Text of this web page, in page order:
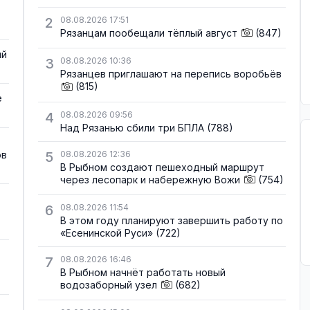
2 08.08.2026 17:51
Рязанцам пообещали тёплый август (847)
3 08.08.2026 10:36
Рязанцев приглашают на перепись воробьёв
(815)
4 08.08.2026 09:56
Над Рязанью сбили три БПЛА (788)
5 08.08.2026 12:36
В Рыбном создают пешеходный маршрут
через лесопарк и набережную Вожи
(754)
6 08.08.2026 11:54
В этом году планируют завершить работу по
«Есенинской Руси» (722)
7 08.08.2026 16:46
В Рыбном начнёт работать новый
водозаборный узел
(682)